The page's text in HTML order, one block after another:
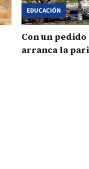
EDUCACIÓN
Con un pedido
arranca la